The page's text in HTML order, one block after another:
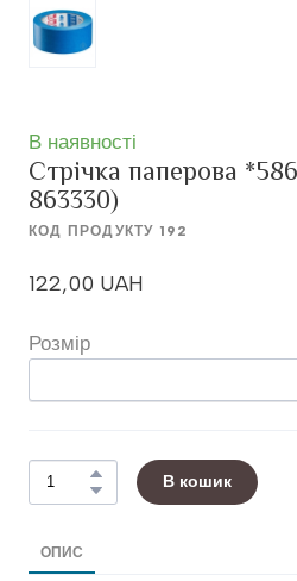
В наявності
Стрічка паперова
863330)
КОД ПРОДУКТУ 192
122,00 UAH
Розмір
В кошик
ОПИС